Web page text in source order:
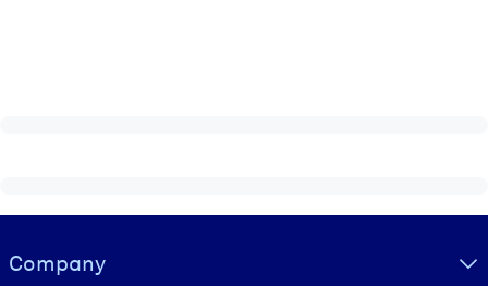
Visually hidden Text
Company